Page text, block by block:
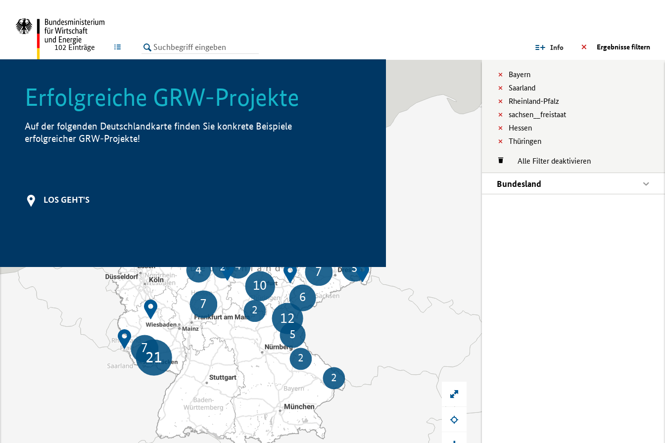
LISTE Ergebnisse filtern
Info
Bayern
Saarland
Rheinland-Pfalz
sachsen__freistaat
Hessen
Thüringen
Alle Filter deaktivieren
Bundesland
102 Einträge
Erfolgreiche GRW-Projekte
Auf der folgenden Deutschlandkarte finden Sie konkrete Beispiele
erfolgreicher GRW-Projekte!
LOS GEHT'S